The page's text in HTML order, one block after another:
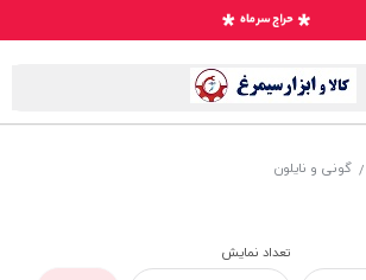
/ گونی و نایلون
تعداد نمایش